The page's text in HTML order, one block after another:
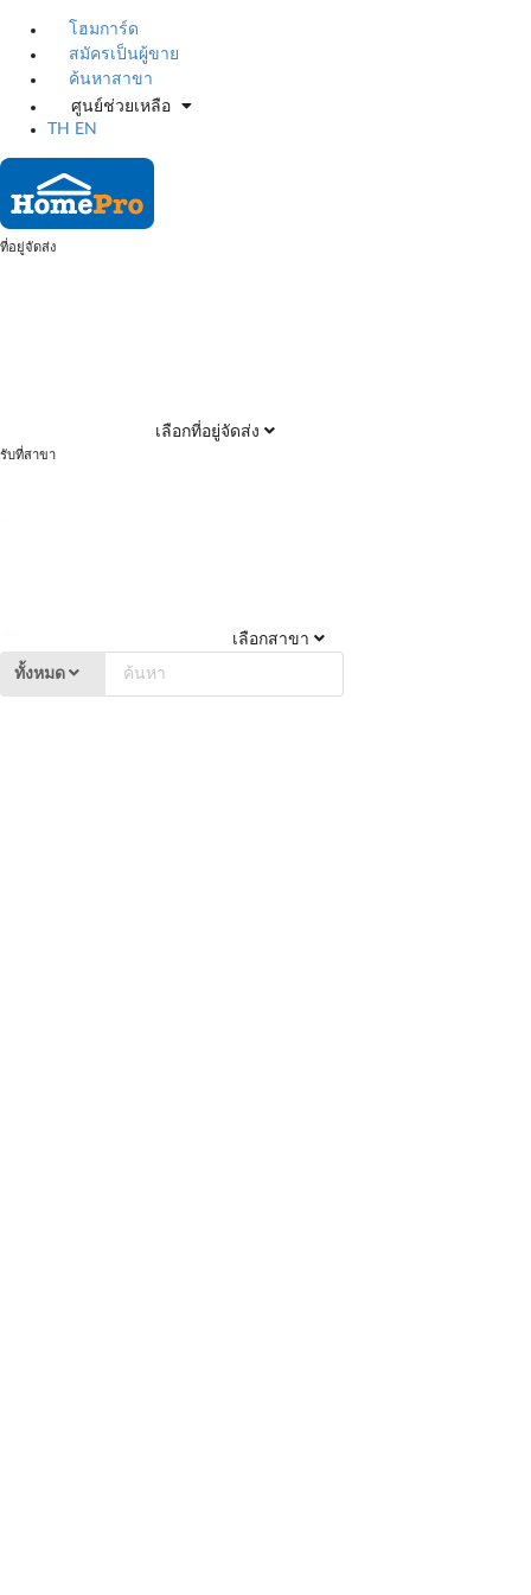
โฮมการ์ด
สมัครเป็นผู้ขาย
ค้นหาสาขา
ศูนย์ช่วยเหลือ
TH
EN
ที่อยู่จัดส่ง
เลือกที่อยู่จัดส่ง
รับที่สาขา
เลือกสาขา
ทั้งหมด